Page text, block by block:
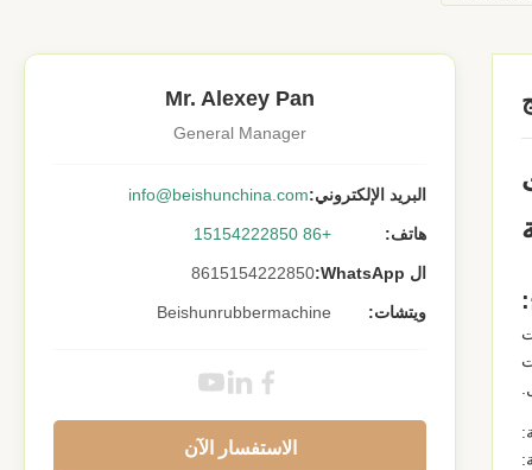
Mr. Alexey Pan
General Manager
البريد الإلكتروني:info@beishunchina.com
هاتف: +86 15154222850
ال WhatsApp: 8615154222850
ويتشات: Beishunrubbermachine
الاستفسار الآن